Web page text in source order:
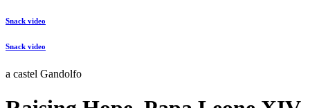
Snack video
Snack video
a castel Gandolfo